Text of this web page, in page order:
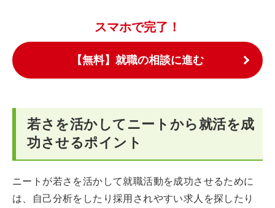
スマホで完了！
【無料】就職の相談に進む
若さを活かしてニートから就活を成
功させるポイント
ニートが若さを活かして就職活動を成功させるために
は、自己分析をしたり採用されやすい求人を探したり